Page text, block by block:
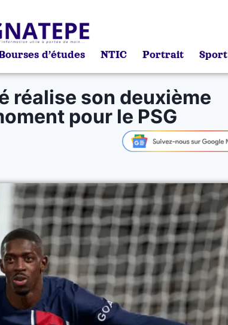
d’études NTIC Portrait Sport
réalise son deuxième
pour le PSG